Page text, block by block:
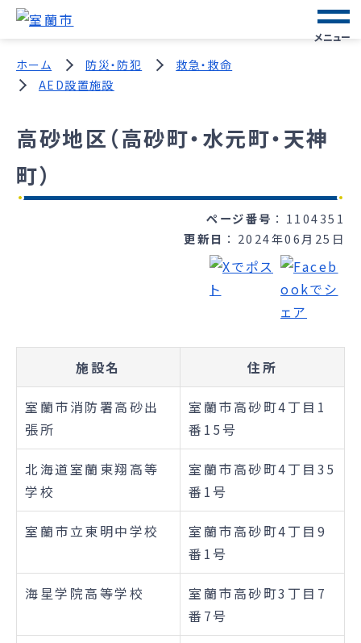
メニュー
ホーム 防災・防犯
救急・救命
AED設置施設
高砂地区（高砂町・水元町・天神
町）
ページ番号
1104351
更新日
2024年06月25日
施設名 住所
室蘭市消防署高砂出
張所
室蘭市高砂町4丁目1
番15号
北海道室蘭東翔高等
学校
室蘭市高砂町4丁目35
番1号
室蘭市立東明中学校
室蘭市高砂町4丁目9
番1号
海星学院高等学校
室蘭市高砂町3丁目7
番7号